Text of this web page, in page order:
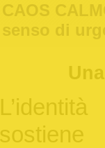
CAOS
senso di